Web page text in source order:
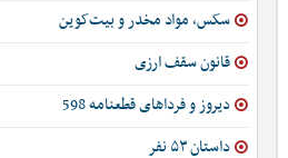
سکس، مواد مخدر و بیت‌کوین
قانون سقف ارزی
دیروز و فرداهای قطعنامه 598
داستان ۵۳ نفر